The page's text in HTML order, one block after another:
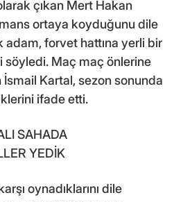
çıkan Mert Hakan
ortaya koyduğunu dile
forvet hattına yerli bir
Maç maç önlerine
İsmail Kartal, sezon sonunda
ifade etti.
SAHADA
YEDİK
oynadıklarını dile